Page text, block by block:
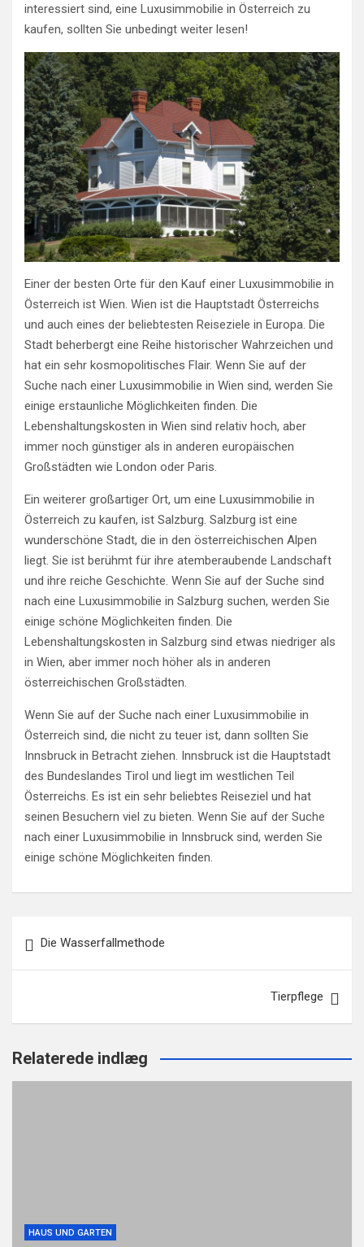
interessiert sind, eine Luxusimmobilie in Österreich zu
kaufen, sollten Sie unbedingt weiter lesen!
Einer der besten Orte für den Kauf einer Luxusimmobilie in
Österreich ist Wien. Wien ist die Hauptstadt Österreichs
und auch eines der beliebtesten Reiseziele in Europa. Die
Stadt beherbergt eine Reihe historischer Wahrzeichen und
hat ein sehr kosmopolitisches Flair. Wenn Sie auf der
Suche nach einer Luxusimmobilie in Wien sind, werden Sie
einige erstaunliche Möglichkeiten finden. Die
Lebenshaltungskosten in Wien sind relativ hoch, aber
immer noch günstiger als in anderen europäischen
Großstädten wie London oder Paris.
Ein weiterer großartiger Ort, um eine Luxusimmobilie in
Österreich zu kaufen, ist Salzburg. Salzburg ist eine
wunderschöne Stadt, die in den österreichischen Alpen
liegt. Sie ist berühmt für ihre atemberaubende Landschaft
und ihre reiche Geschichte. Wenn Sie auf der Suche sind
nach eine Luxusimmobilie in Salzburg suchen, werden Sie
einige schöne Möglichkeiten finden. Die
Lebenshaltungskosten in Salzburg sind etwas niedriger als
in Wien, aber immer noch höher als in anderen
österreichischen Großstädten.
Wenn Sie auf der Suche nach einer Luxusimmobilie in
Österreich sind, die nicht zu teuer ist, dann sollten Sie
Innsbruck in Betracht ziehen. Innsbruck ist die Hauptstadt
des Bundeslandes Tirol und liegt im westlichen Teil
Österreichs. Es ist ein sehr beliebtes Reiseziel und hat
seinen Besuchern viel zu bieten. Wenn Sie auf der Suche
nach einer Luxusimmobilie in Innsbruck sind, werden Sie
einige schöne Möglichkeiten finden.
Die Wasserfallmethode
Tierpflege
Relaterede indlæg
HAUS UND GARTEN